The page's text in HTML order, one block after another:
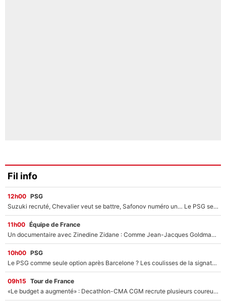
Fil info
12h00 PSG
Suzuki recruté, Chevalier veut se battre, Safonov numéro un… Le PSG se lance encore dans un gros chantier pour le poste de gardien de but
11h00 Équipe de France
Un documentaire avec Zinedine Zidane : Comme Jean-Jacques Goldman et Mylène Farmer, le nouveau sélectionneur de l'équipe de France a recalé une journaliste très connue
10h00 PSG
Le PSG comme seule option après Barcelone ? Les coulisses de la signature historique de Lionel Messi sont révélées au grand jour !
09h15 Tour de France
«Le budget a augmenté» : Decathlon-CMA CGM recrute plusieurs coureurs pour offrir à Paul Seixas une équipe pour gagner le Tour de France 2027